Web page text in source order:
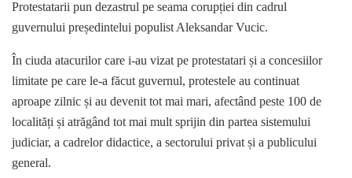
Protestatarii pun dezastrul pe seama corupției din cadrul
guvernului președintelui populist Aleksandar Vucic.
În ciuda atacurilor care i-au vizat pe protestatari și a concesiilor
limitate pe care le-a făcut guvernul, protestele au continuat
aproape zilnic și au devenit tot mai mari, afectând peste 100 de
localități și atrăgând tot mai mult sprijin din partea sistemului
judiciar, a cadrelor didactice, a sectorului privat și a publicului
general.